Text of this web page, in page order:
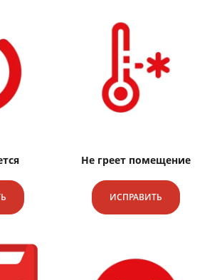
Не греет помещение
ИСПРАВИТЬ